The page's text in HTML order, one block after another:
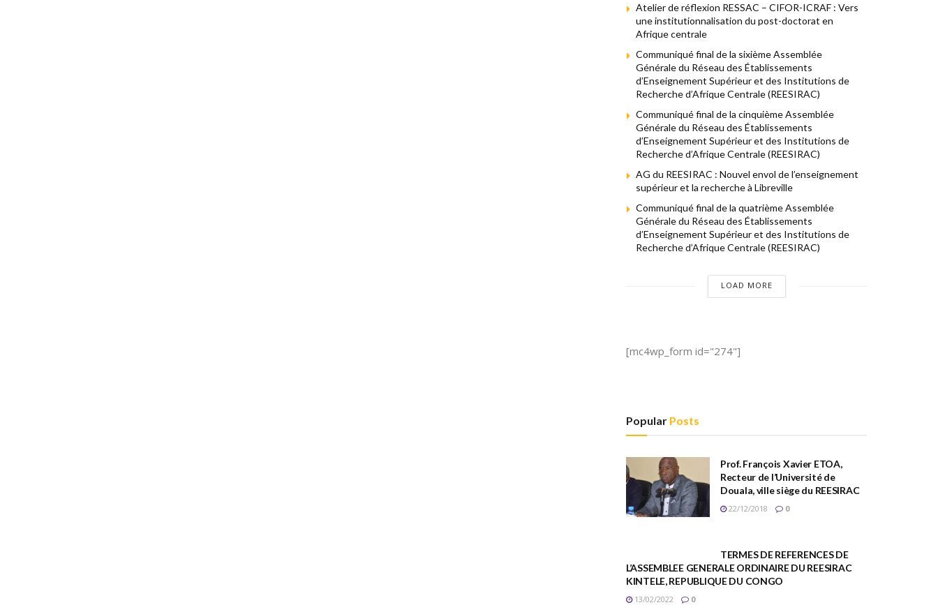
Atelier de réflexion RESSAC – CIFOR-ICRAF : Vers
une institutionnalisation du post-doctorat en
Afrique centrale
Communiqué final de la sixième Assemblée
Générale du Réseau des Établissements
d’Enseignement Supérieur et des Institutions de
Recherche d’Afrique Centrale (REESIRAC)
Communiqué final de la cinquième Assemblée
Générale du Réseau des Établissements
d’Enseignement Supérieur et des Institutions de
Recherche d’Afrique Centrale (REESIRAC)
AG du REESIRAC : Nouvel envol de l’enseignement
supérieur et la recherche à Libreville
Communiqué final de la quatrième Assemblée
Générale du Réseau des Établissements
d’Enseignement Supérieur et des Institutions de
Recherche d’Afrique Centrale (REESIRAC)
LOAD MORE
[mc4wp_form id="274"]
Popular Posts
Prof. François Xavier ETOA,
Recteur de l’Université de
Douala, ville siège du REESIRAC
22/12/2018 0
TERMES DE REFERENCES DE
L’ASSEMBLEE GENERALE ORDINAIRE DU REESIRAC
KINTELE, REPUBLIQUE DU CONGO
13/02/2022 0